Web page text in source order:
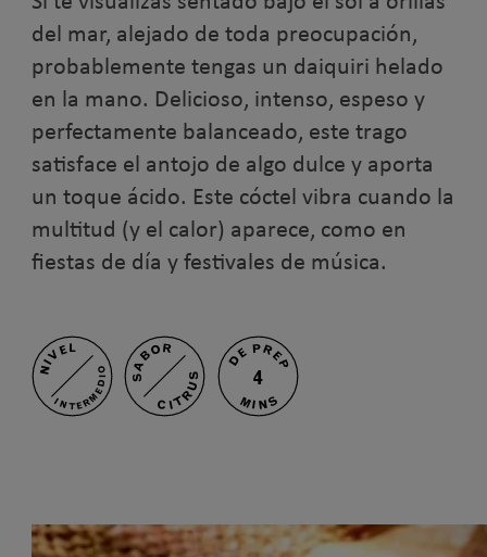
del mar, alejado de toda preocupación,
probablemente tengas un daiquiri helado
en la mano. Delicioso, intenso, espeso y
perfectamente balanceado, este trago
satisface el antojo de algo dulce y aporta
un toque ácido. Este cóctel vibra cuando la
multitud (y el calor) aparece, como en
fiestas de día y festivales de música.
NIVEL
INTERMEDIO
SABOR
CITRUS
DE PREP
4
MINS